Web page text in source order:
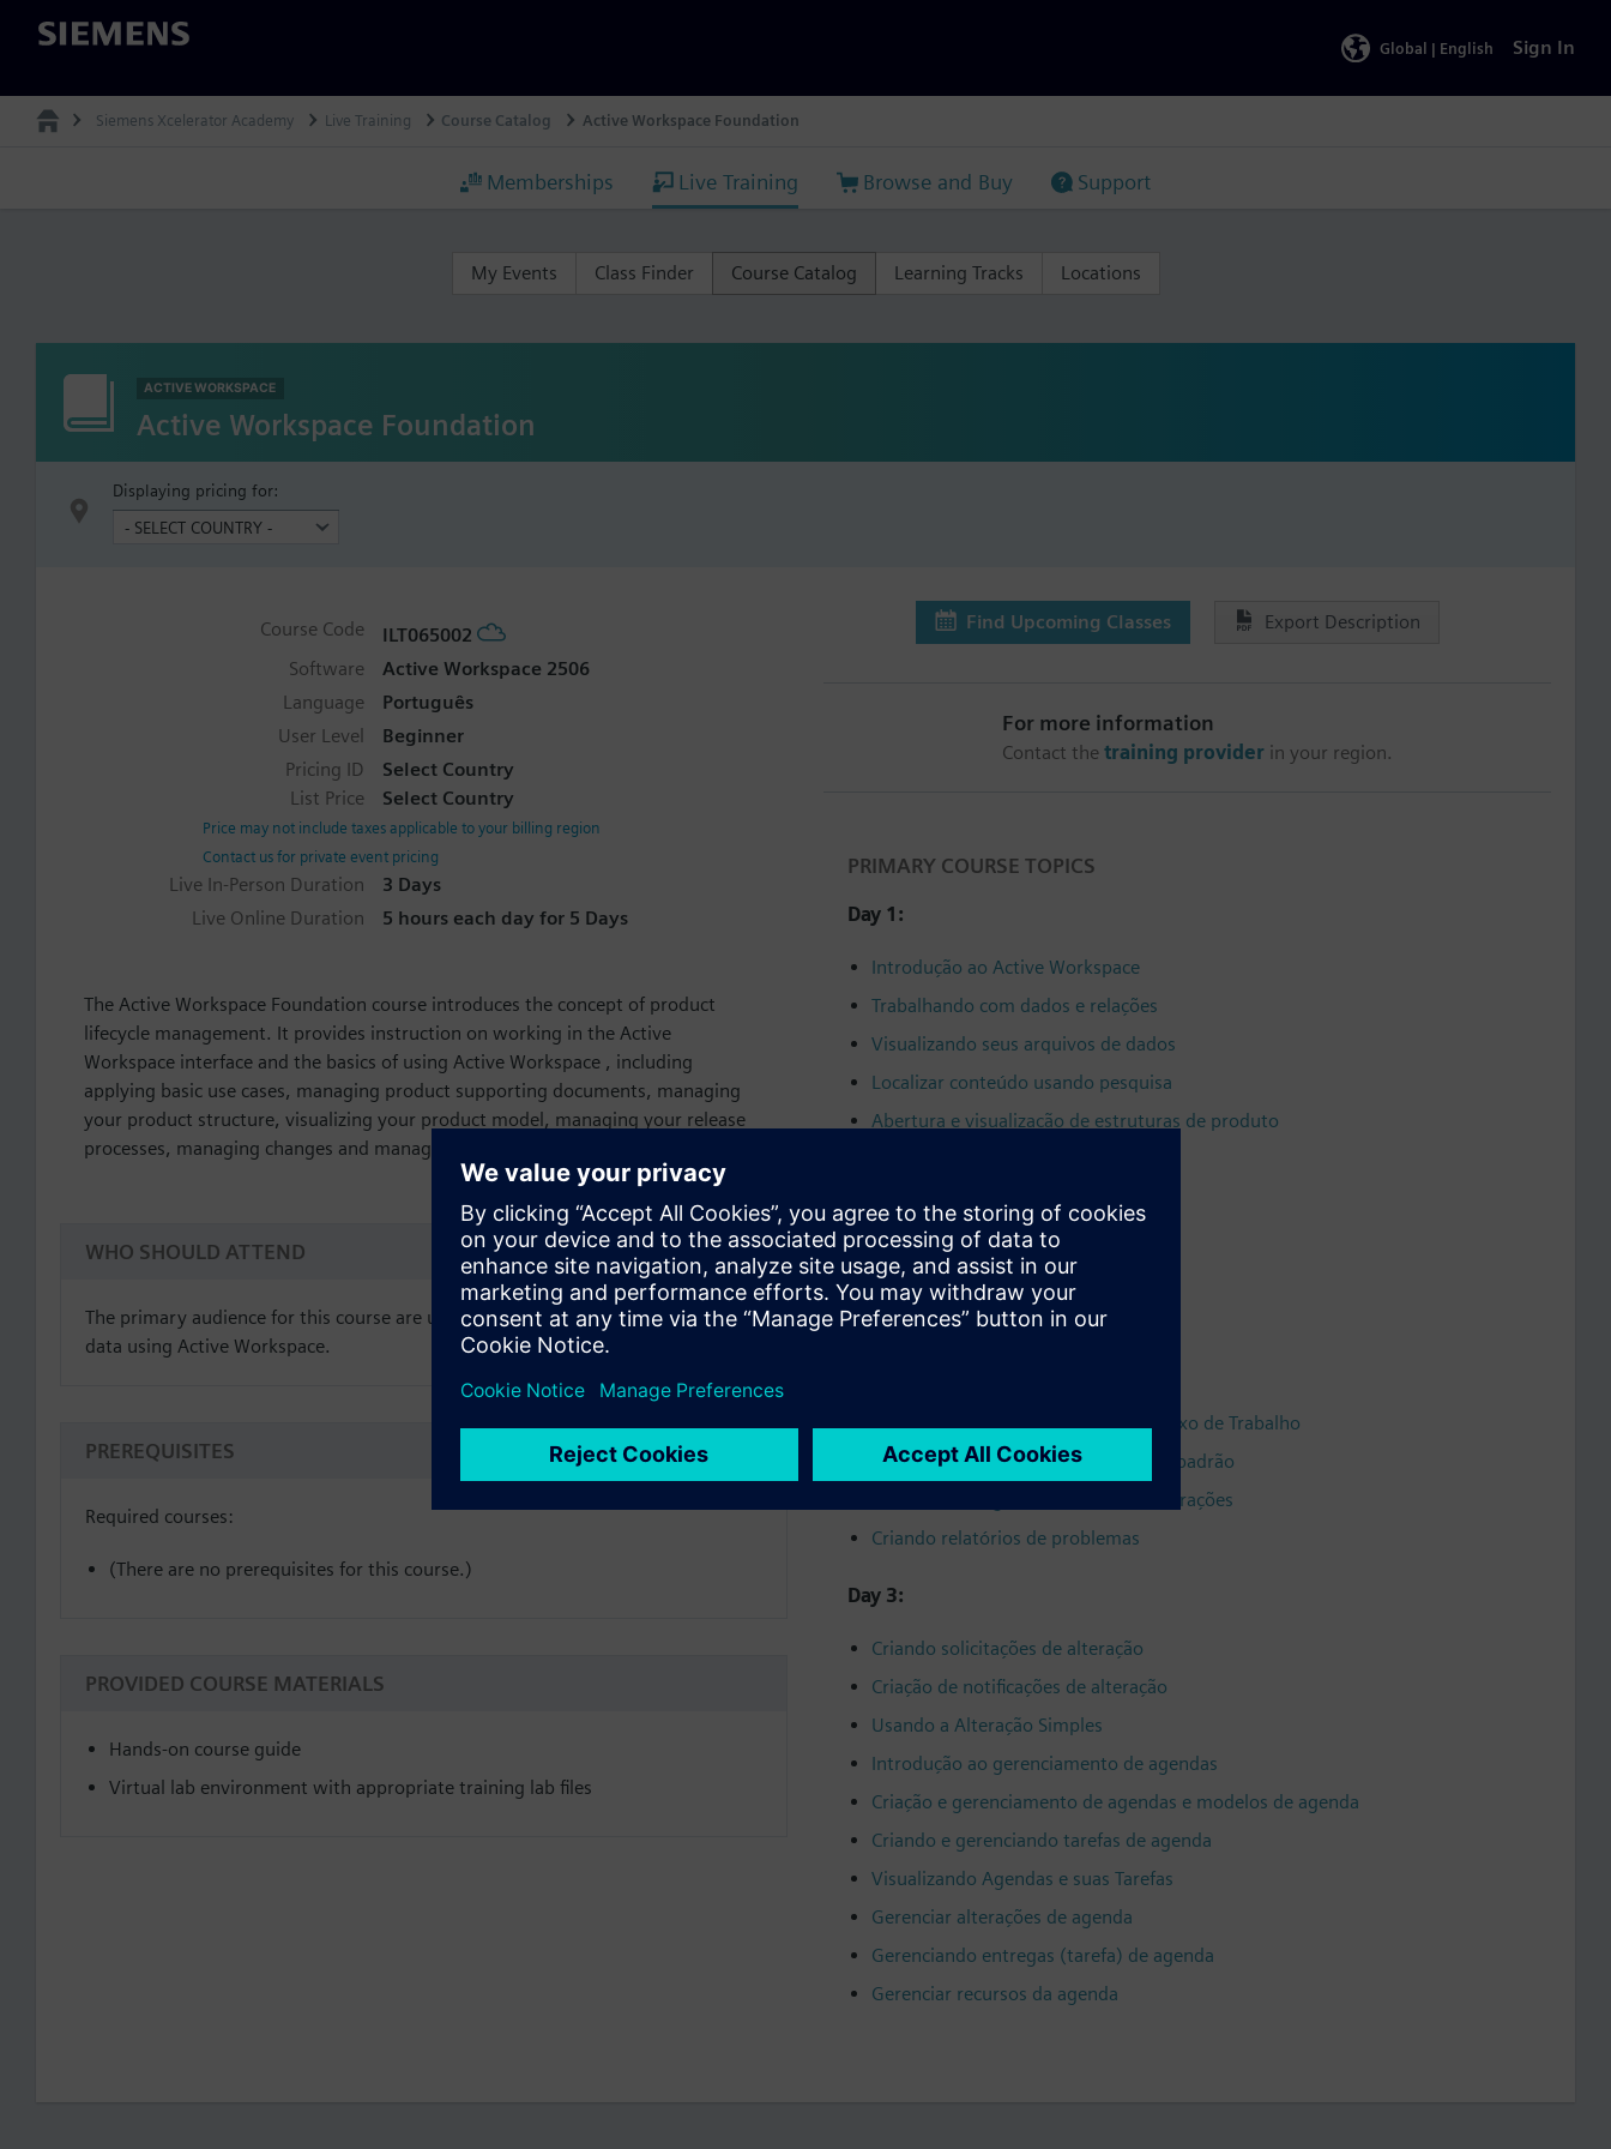
Siemens
Global | English Sign In
Siemens Xcelerator Academy Live Training Course Catalog Active Workspace Foundation
Memberships Live Training Browse and Buy Support
My Events Class Finder Course Catalog Learning Tracks Locations
ACTIVE WORKSPACE
Active Workspace Foundation
Displaying pricing for:
Course Code
ILT065002
Software
Active Workspace 2506
Language
Português
User Level
Beginner
Pricing ID
Select Country
List Price
Select Country
Price may not include taxes applicable to your billing region
Contact us for private event pricing
Live In-Person Duration
3 Days
Live Online Duration
5 hours each day for 5 Days
The Active Workspace Foundation course introduces the concept of product
lifecycle management. It provides instruction on working in the Active
Workspace interface and the basics of using Active Workspace , including
applying basic use cases, managing product supporting documents, managing
your product structure, visualizing your product model, managing your release
processes, managing changes and managing schedules.
WHO SHOULD ATTEND
The primary audience for this course are users who design, configure and release
data using Active Workspace.
PREREQUISITES
Required courses:
(There are no prerequisites for this course.)
PROVIDED COURSE MATERIALS
Hands-on course guide
Virtual lab environment with appropriate training lab files
Find Upcoming Classes Export Description
For more information
Contact the training providerin your region.
PRIMARY COURSE TOPICS
Day 1:
Introdução ao Active Workspace
Trabalhando com dados e relações
Visualizando seus arquivos de dados
Localizar conteúdo usando pesquisa
Abertura e visualização de estruturas de produto
Day 2:
Exibir dados de visualização
Gerenciar Atribuição de Tarefa de Fluxo de Trabalho
Trabalhando com fluxos de trabalho padrão
Introdução ao gerenciamento de alterações
Criando relatórios de problemas
Day 3:
Criando solicitações de alteração
Criação de notificações de alteração
Usando a Alteração Simples
Introdução ao gerenciamento de agendas
Criação e gerenciamento de agendas e modelos de agenda
Criando e gerenciando tarefas de agenda
Visualizando Agendas e suas Tarefas
Gerenciar alterações de agenda
Gerenciando entregas (tarefa) de agenda
Gerenciar recursos da agenda